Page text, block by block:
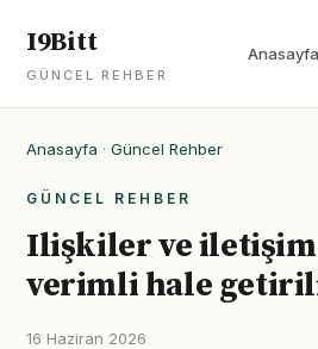
I9Bitt
GÜNCEL REHBER
Anasayfa
Anasayfa · Güncel Rehber
GÜNCEL REHBER
Ilişkiler ve iletişim
verimli hale
16 Haziran 2026